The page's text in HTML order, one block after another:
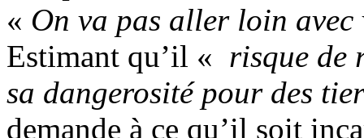
« On va pas aller loin avec
Estimant qu’il « risque de
sa dangerosité pour des
demande à ce qu’il soit